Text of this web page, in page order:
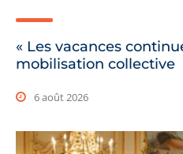
« Les vacances
mobilisation collective
6 août 2026